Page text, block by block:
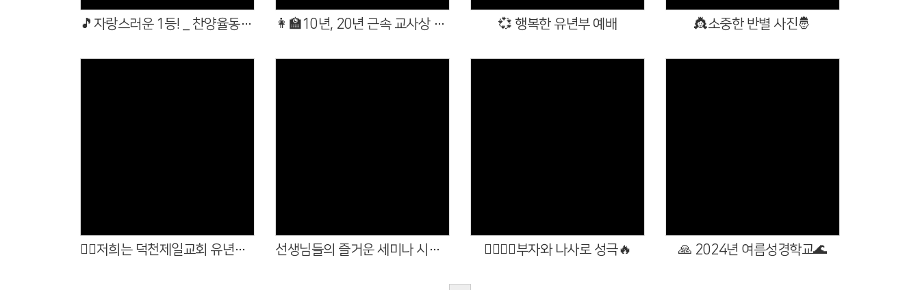
🎵자랑스러운 1등! _ 찬양율동대회 🥁🎶 👩‍🏫10년, 20년 근속 교사상 시상 💞 행복한 유년부 예배 👸소중한 반별 사진🤴
🙋‍♀️저희는 덕천제일교회 유년부입니다!💕 선생님들의 즐거운 세미나 시간!🎇✨ 🧚‍♀️🧚‍♂️부자와 나사로 성극🔥 🙏 2024년 여름성경학교🌊